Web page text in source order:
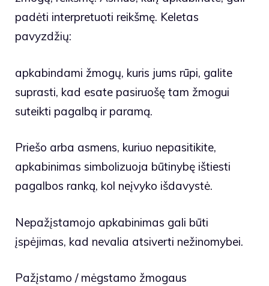
padėti interpretuoti reikšmę. Keletas
pavyzdžių:
apkabindami žmogų, kuris jums rūpi, galite
suprasti, kad esate pasiruošę tam žmogui
suteikti pagalbą ir paramą.
Priešo arba asmens, kuriuo nepasitikite,
apkabinimas simbolizuoja būtinybę ištiesti
pagalbos ranką, kol neįvyko išdavystė.
Nepažįstamojo apkabinimas gali būti
įspėjimas, kad nevalia atsiverti nežinomybei.
Pažįstamo / mėgstamo žmogaus